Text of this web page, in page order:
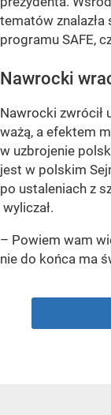
tematów znalazła
programu SAFE,
Nawrocki
Nawrocki zwrócił
ważą, a efektem
w uzbrojenie
jest w polskim
po ustaleniach z
wyliczał.
– Powiem wam
nie do końca ma